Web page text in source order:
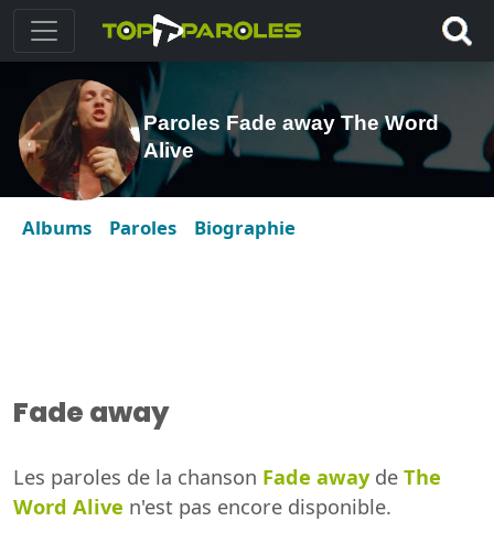
Paroles Fade away The Word
Alive
Albums Paroles Biographie
Fade away
Les paroles de la chanson Fade awayde The
Word Alive n'est pas encore disponible.